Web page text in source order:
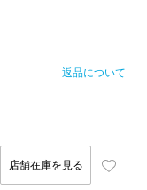
返品について
店舗在庫を見る